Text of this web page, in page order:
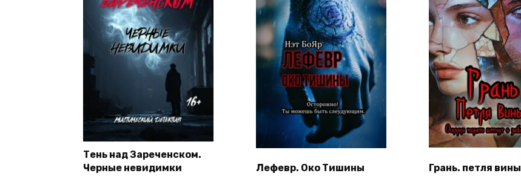
Тень над Зареченском.
Черные невидимки
Лефевр. Око Тишины Грань. петля вины